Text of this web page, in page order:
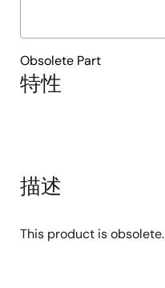
特性
Obsolete Part
描述
This product is obsolete.